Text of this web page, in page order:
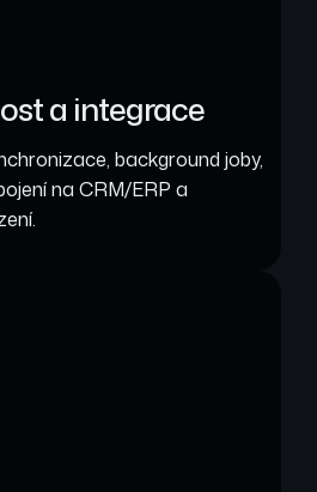
a integrace
background joby,
na CRM/ERP a